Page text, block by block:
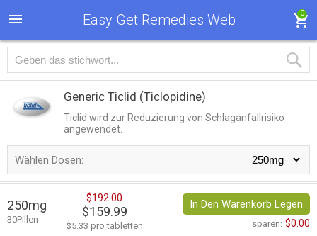
Easy Get Remedies Web 0
Generic Ticlid (Ticlopidine)
Ticlid wird zur Reduzierung von Schlaganfallrisiko
angewendet.
Wählen Dosen:
250mg
30Pillen
$192.00
$159.99
$5.33 pro tabletten
In Den Warenkorb Legen
sparen: $0.00